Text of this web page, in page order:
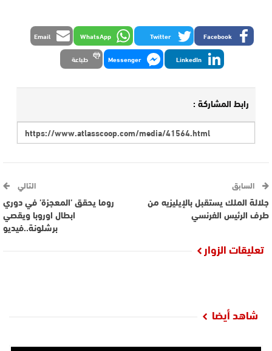
Facebook
Twitter
WhatsApp
Email
LinkedIn
Messenger طباعة
رابط المشاركة :
السابق
جلالة الملك يستقبل بالإيليزيه من
طرف الرئيس الفرنسي
التالي
روما يحقق ’المعجزة’ في دوري
ابطال اوروبا ويقصي
برشلونة..فيديو
تعليقات الزوار
شاهد أيضا